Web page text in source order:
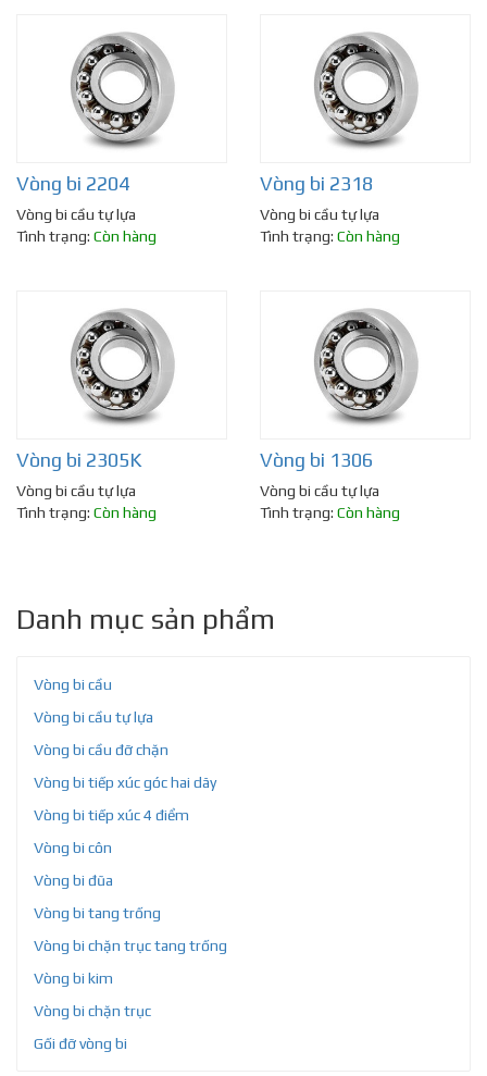
Vòng bi 2204
Vòng bi cầu tự lựa
Tình trạng: Còn hàng
Vòng bi 2318
Vòng bi cầu tự lựa
Tình trạng: Còn hàng
Vòng bi 2305K
Vòng bi cầu tự lựa
Tình trạng: Còn hàng
Vòng bi 1306
Vòng bi cầu tự lựa
Tình trạng: Còn hàng
Danh mục sản phẩm
Vòng bi cầu
Vòng bi cầu tự lựa
Vòng bi cầu đỡ chặn
Vòng bi tiếp xúc góc hai dãy
Vòng bi tiếp xúc 4 điểm
Vòng bi côn
Vòng bi đũa
Vòng bi tang trống
Vòng bi chặn trục tang trống
Vòng bi kim
Vòng bi chặn trục
Gối đỡ vòng bi